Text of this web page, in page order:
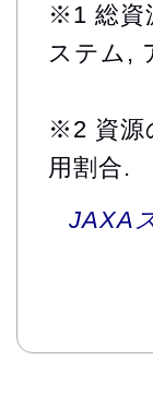
※1 総資
ステム,
※2 資源
用割合.
JAXA